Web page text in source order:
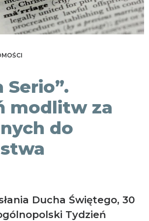
Serio”.
modlitw za
do
Ducha Świętego, 30
Tydzień